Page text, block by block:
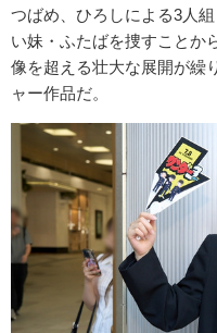
つばめ、ひろしによる3人
い妹・ふたばを捜すことか
像を超える壮大な展開が繰
ャー作品だ。